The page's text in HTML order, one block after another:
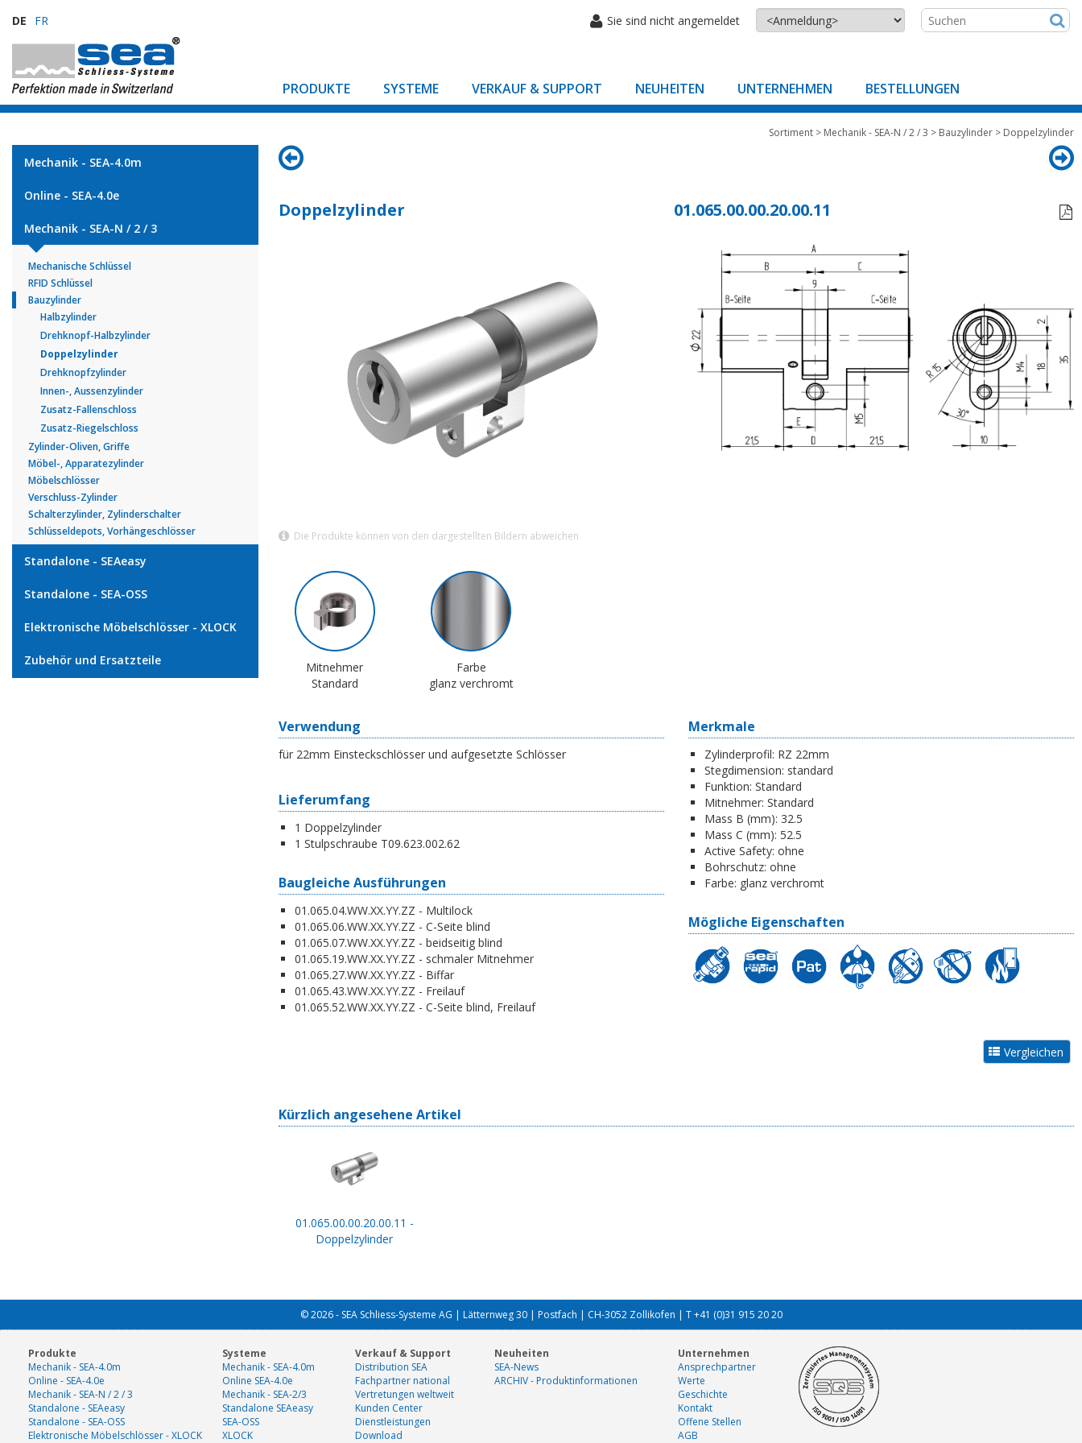
DE FR Sie sind nicht angemeldet
PRODUKTE SYSTEME VERKAUF & SUPPORT NEUHEITEN UNTERNEHMEN BESTELLUNGEN
Mechanik - SEA-4.0m
Online - SEA-4.0e
Mechanik - SEA-N / 2 / 3
Mechanische Schlüssel
RFID Schlüssel
Bauzylinder
Halbzylinder
Drehknopf-Halbzylinder
Doppelzylinder
Drehknopfzylinder
Innen-, Aussenzylinder
Zusatz-Fallenschloss
Zusatz-Riegelschloss
Zylinder-Oliven, Griffe
Möbel-, Apparatezylinder
Möbelschlösser
Verschluss-Zylinder
Schalterzylinder, Zylinderschalter
Schlüsseldepots, Vorhängeschlösser
Standalone - SEAeasy
Standalone - SEA-OSS
Elektronische Möbelschlösser - XLOCK
Zubehör und Ersatzteile
Sortiment > Mechanik - SEA-N / 2 / 3 > Bauzylinder > Doppelzylinder
Doppelzylinder 01.065.00.00.20.00.11 
Die Produkte können von den dargestellten Bildern abweichen
Mitnehmer
Standard
Farbe
glanz verchromt
Verwendung
für 22mm Einsteckschlösser und aufgesetzte Schlösser
Lieferumfang
1 Doppelzylinder
1 Stulpschraube T09.623.002.62
Baugleiche Ausführungen
01.065.04.WW.XX.YY.ZZ - Multilock
01.065.06.WW.XX.YY.ZZ - C-Seite blind
01.065.07.WW.XX.YY.ZZ - beidseitig blind
01.065.19.WW.XX.YY.ZZ - schmaler Mitnehmer
01.065.27.WW.XX.YY.ZZ - Biffar
01.065.43.WW.XX.YY.ZZ - Freilauf
01.065.52.WW.XX.YY.ZZ - C-Seite blind, Freilauf
Merkmale
Zylinderprofil: RZ 22mm
Stegdimension: standard
Funktion: Standard
Mitnehmer: Standard
Mass B (mm): 32.5
Mass C (mm): 52.5
Active Safety: ohne
Bohrschutz: ohne
Farbe: glanz verchromt
Mögliche Eigenschaften
Kürzlich angesehene Artikel
01.065.00.00.20.00.11 -
Doppelzylinder
© 2026 - SEA Schliess-Systeme AG | Lätternweg 30 | Postfach | CH-3052 Zollikofen | T +41 (0)31 915 20 20
Produkte
Mechanik - SEA-4.0m
Online - SEA-4.0e
Mechanik - SEA-N / 2 / 3
Standalone - SEAeasy
Standalone - SEA-OSS
Elektronische Möbelschlösser - XLOCK
Systeme
Mechanik - SEA-4.0m
Online SEA-4.0e
Mechanik - SEA-2/3
Standalone SEAeasy
SEA-OSS
XLOCK
Verkauf & Support
Distribution SEA
Fachpartner national
Vertretungen weltweit
Kunden Center
Dienstleistungen
Download
Neuheiten
SEA-News
ARCHIV - Produktinformationen
Unternehmen
Ansprechpartner
Werte
Geschichte
Kontakt
Offene Stellen
AGB